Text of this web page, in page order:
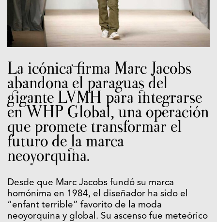
La icónica firma Marc Jacobs
abandona el paraguas del
gigante LVMH para integrarse
en WHP Global, una operación
que promete transformar el
futuro de la marca
neoyorquina.
Desde que Marc Jacobs fundó su marca
homónima en 1984, el diseñador ha sido el
“enfant terrible” favorito de la moda
neoyorquina y global. Su ascenso fue meteórico